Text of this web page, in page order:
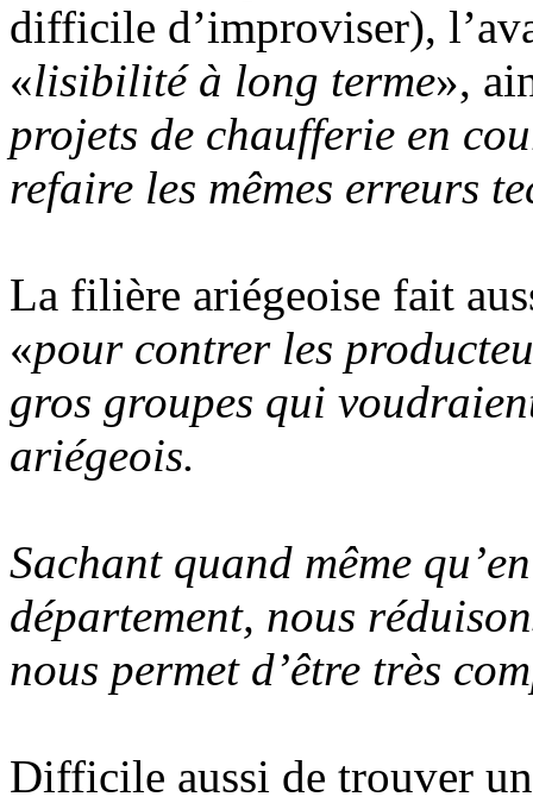
difficile d’improviser),
«lisibilité à long terme»,
projets de chaufferie en
refaire les mêmes erreurs
La filière ariégeoise fait
«pour contrer les
gros groupes qui
ariégeois.
Sachant quand même
département, nous
nous permet d’être très
Difficile aussi de trouver